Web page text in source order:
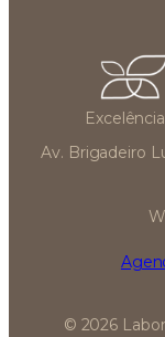
Av. Brigadeiro
© 2026